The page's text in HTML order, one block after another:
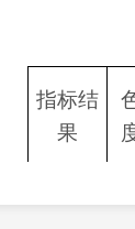
指标结
果